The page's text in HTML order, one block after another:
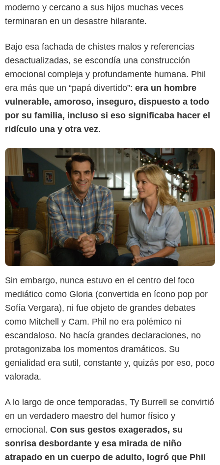
moderno y cercano a sus hijos muchas veces
terminaran en un desastre hilarante.
Bajo esa fachada de chistes malos y referencias
desactualizadas, se escondía una construcción
emocional compleja y profundamente humana. Phil
era más que un “papá divertido”: era un hombre
vulnerable, amoroso, inseguro, dispuesto a todo
por su familia, incluso si eso significaba hacer el
ridículo una y otra vez.
Sin embargo, nunca estuvo en el centro del foco
mediático como Gloria (convertida en ícono pop por
Sofía Vergara), ni fue objeto de grandes debates
como Mitchell y Cam. Phil no era polémico ni
escandaloso. No hacía grandes declaraciones, no
protagonizaba los momentos dramáticos. Su
genialidad era sutil, constante y, quizás por eso, poco
valorada.
A lo largo de once temporadas, Ty Burrell se convirtió
en un verdadero maestro del humor físico y
emocional. Con sus gestos exagerados, su
sonrisa desbordante y esa mirada de niño
atrapado en un cuerpo de adulto, logró que Phil
Disney+